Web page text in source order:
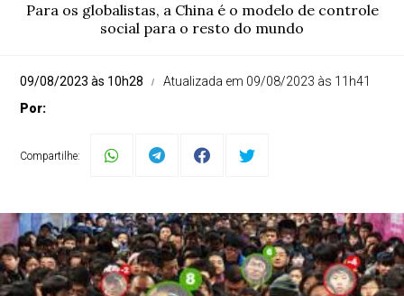
Para os globalistas, a China é o modelo de controle
social para o resto do mundo
09/08/2023 às 10h28
Atualizada em 09/08/2023 às 11h41
Por:
Compartilhe: